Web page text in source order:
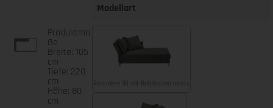
Produktma
ße
Breite: 105
cm
Tiefe: 220
cm
Höhe: 80
cm
Modellart
Recamiere 90 mit Bettkasten rechts